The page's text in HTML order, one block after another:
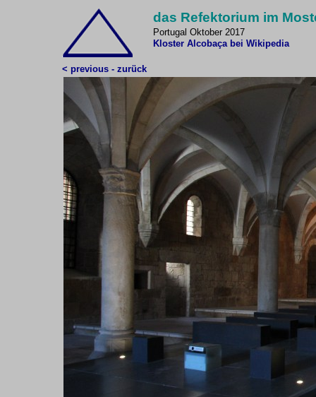
das Refektorium im
Portugal Oktober 2017
Kloster Alcobaça bei Wikipedia
< previous - zurück